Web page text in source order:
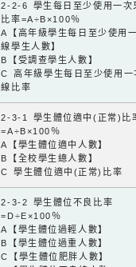
2-2-6 學生每日至少使用一次
比率=A÷B×100％
A【高年級學生每日至少使用
線學生人數】
B【受調查學生人數】
C 高年級學生每日至少使用一
線比率
2-3-1 學生體位適中(正常)比
=A÷B×100％
A【學生體位適中人數】
B【全校學生總人數】
C 學生體位適中(正常)比率
2-3-2 學生體位不良比率
=D÷E×100％
A【學生體位過輕人數】
B【學生體位過重人數】
C【學生體位肥胖人數】